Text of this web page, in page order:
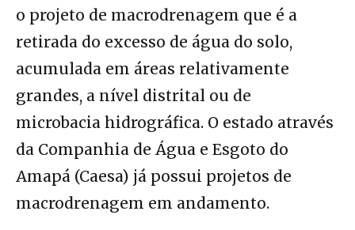
o projeto de macrodrenagem que é a
retirada do excesso de água do solo,
acumulada em áreas relativamente
grandes, a nível distrital ou de
microbacia hidrográfica. O estado através
da Companhia de Água e Esgoto do
Amapá (Caesa) já possui projetos de
macrodrenagem em andamento.